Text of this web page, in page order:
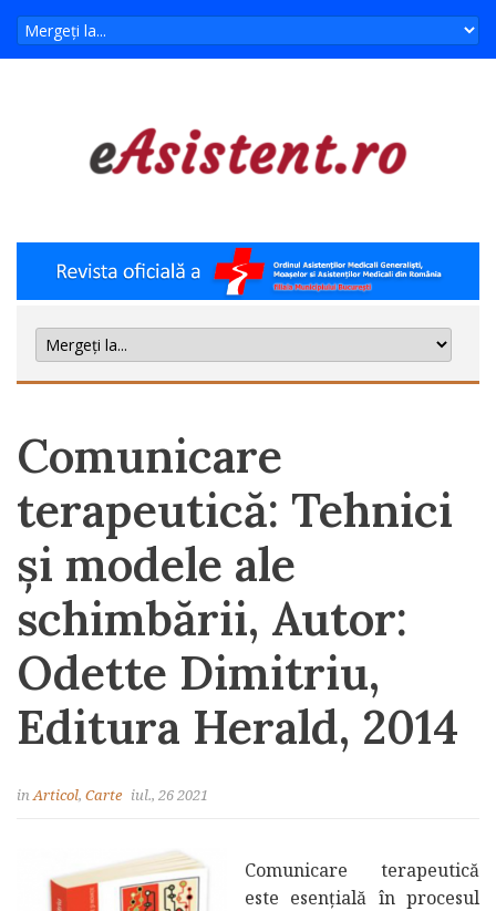
Comunicare
terapeutică: Tehnici
și modele ale
schimbării, Autor:
Odette Dimitriu,
Editura Herald, 2014
inArticol, Carte iul., 26 2021
Comunicare terapeutică
este esențială în procesul